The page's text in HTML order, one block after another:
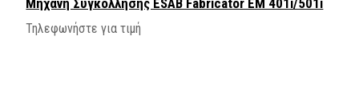
Τηλεφωνήστε για τιμή